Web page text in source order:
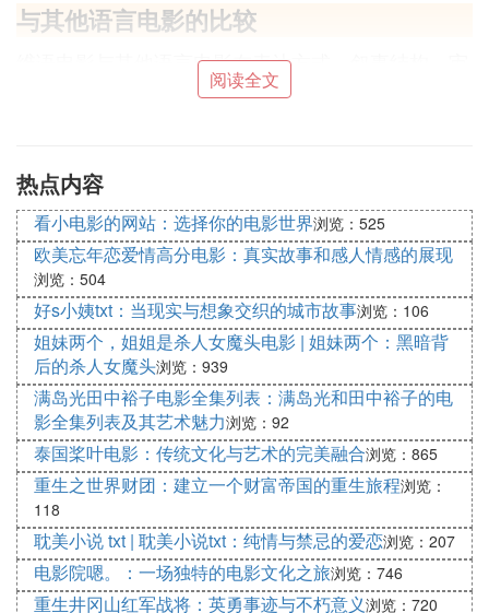
与其他语言电影的比较
维语电影与其他语言电影在表达方式、叙事结构、审
美标准等方面存在差异。维语电影更加注重情感的表
等方面的表现。然而，正是这种与众不同的特点，使
维语电影在国际电影界独树一帜。
经典维语电影作品推荐
1. 《拜别》：这是一部反映维吾尔族家庭生活的电
影，通过一对夫妻的爱情故事展示了维吾尔族的传统
婚姻观念和家庭价值观。
2. 《阿什的儿子》：这部影片讲述了一个维吾尔族家
庭的历程，通过对人物命运的把握，展现了维吾尔族
的家族观念和爱情观念。
经济与旅游业的影响
随着维语电影的发展和知名度的提高，越来越多的人
开始关注维吾尔族文化和维语电影。这不仅为维吾尔
族电影产业的发展提供了机遇，也为当地经济和旅游
阅读全文
热点内容
看小电影的网站：选择你的电影世界浏览：525
欧美忘年恋爱情高分电影：真实故事和感人情感的展现
浏览：504
好s小姨txt：当现实与想象交织的城市故事浏览：106
姐妹两个，姐姐是杀人女魔头电影 | 姐妹两个：黑暗背
后的杀人女魔头浏览：939
满岛光田中裕子电影全集列表：满岛光和田中裕子的电
影全集列表及其艺术魅力浏览：92
泰国桨叶电影：传统文化与艺术的完美融合浏览：865
重生之世界财团：建立一个财富帝国的重生旅程浏览：
118
耽美小说 txt | 耽美小说txt：纯情与禁忌的爱恋浏览：207
电影院嗯。：一场独特的电影文化之旅浏览：746
重生井冈山红军战将：英勇事迹与不朽意义浏览：720